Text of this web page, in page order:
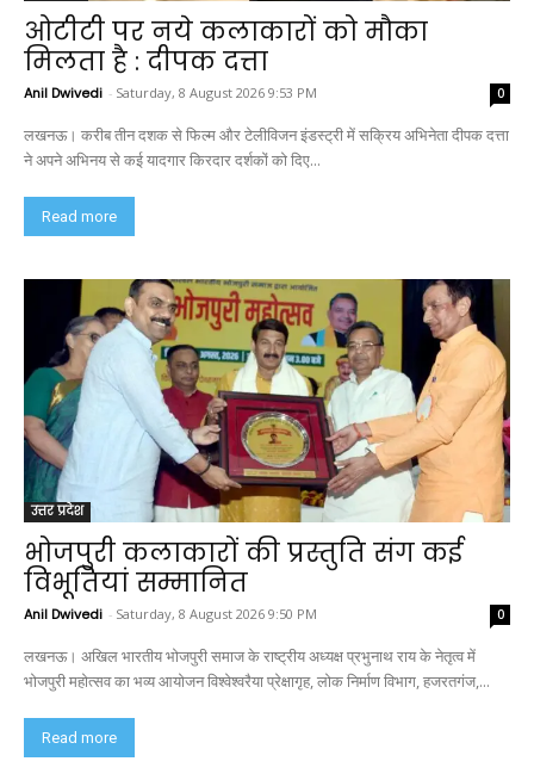
ओटीटी पर नये कलाकारों को मौका
मिलता है : दीपक दत्ता
Anil Dwivedi - Saturday, 8 August 2026 9:53 PM 0
लखनऊ। करीब तीन दशक से फिल्म और टेलीविजन इंडस्ट्री में सक्रिय अभिनेता दीपक दत्ता
ने अपने अभिनय से कई यादगार किरदार दर्शकों को दिए...
Read more
उत्तर प्रदेश
भोजपुरी कलाकारों की प्रस्तुति संग कई
विभूतियां सम्मानित
Anil Dwivedi - Saturday, 8 August 2026 9:50 PM 0
लखनऊ। अखिल भारतीय भोजपुरी समाज के राष्ट्रीय अध्यक्ष प्रभुनाथ राय के नेतृत्व में
भोजपुरी महोत्सव का भव्य आयोजन विश्वेश्वरैया प्रेक्षागृह, लोक निर्माण विभाग, हजरतगंज,...
Read more